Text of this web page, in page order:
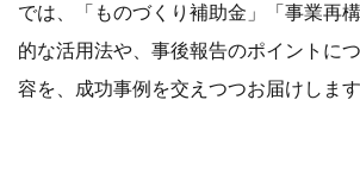
では、「ものづくり補助金」「事業再
的な活用法や、事後報告のポイントに
容を、成功事例を交えつつお届けします